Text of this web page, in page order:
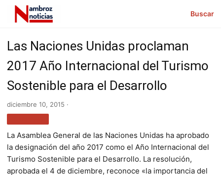
Buscar
Las Naciones Unidas proclaman
2017 Año Internacional del Turismo
Sostenible para el Desarrollo
diciembre 10, 2015 ·
La Asamblea General de las Naciones Unidas ha aprobado
la designación del año 2017 como el Año Internacional del
Turismo Sostenible para el Desarrollo. La resolución,
aprobada el 4 de diciembre, reconoce «la importancia del